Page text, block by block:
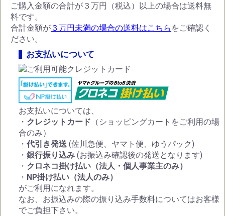
ご購入金額の合計が３万円（税込）以上の場合は送料無
料です。
合計金額が ３万円未満の場合の送料はこちら をご確認く
ださい。
お支払いについて
お支払いについては、
・ クレジットカード （ショッピングカートをご利用の場
合のみ）
・代引き発送 (佐川急便、ヤマト便、ゆうパック)
・銀行振り込み (お振込み確認後の発送となります)
・ クロネコ掛け払い（法人・個人事業主のみ）
・ NP掛け払い（法人のみ）
がご利用になれます。
なお、お振込みの際の振り込み手数料についてはお客様
でご負担下さい。